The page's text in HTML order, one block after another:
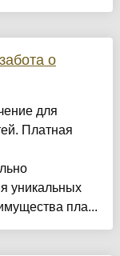
о
для
Платная
уникальных
пла...